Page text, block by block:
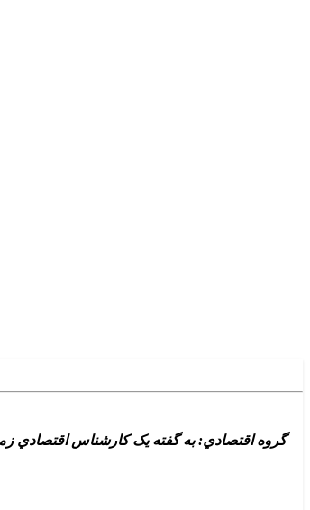
گروه اقتصادي: به گفته يک کارشناس اقتصادي